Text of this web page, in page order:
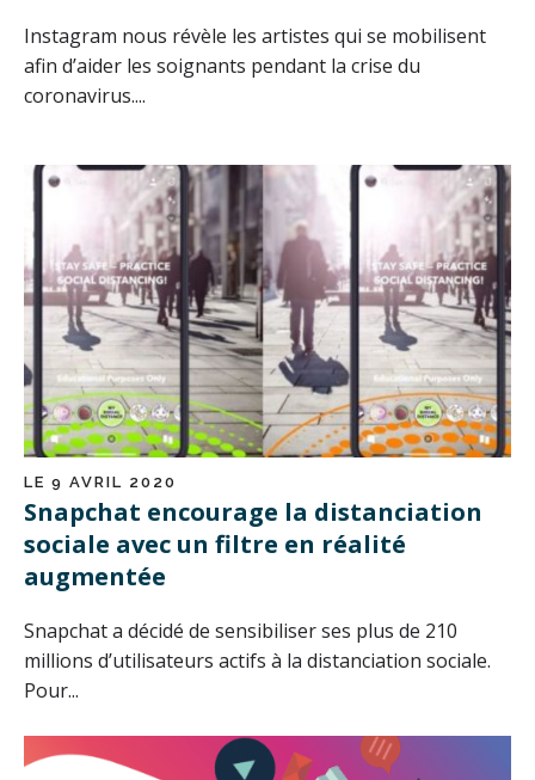
Instagram nous révèle les artistes qui se mobilisent
afin d’aider les soignants pendant la crise du
coronavirus....
LE 9 AVRIL 2020
Snapchat encourage la distanciation
sociale avec un filtre en réalité
augmentée
Snapchat a décidé de sensibiliser ses plus de 210
millions d’utilisateurs actifs à la distanciation sociale.
Pour...